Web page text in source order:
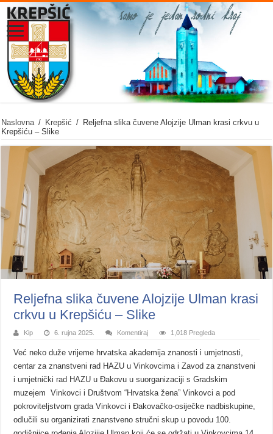
Naslovna / Krepšić / Reljefna slika čuvene Alojzije Ulman krasi crkvu u
Krepšiću – Slike
Reljefna slika čuvene Alojzije Ulman krasi
crkvu u Krepšiću – Slike
Kip 6. rujna 2025. Komentiraj 1,018 Pregleda
Već neko duže vrijeme hrvatska akademija znanosti i umjetnosti,
centar za znanstveni rad HAZU u Vinkovcima i Zavod za znanstveni
i umjetnički rad HAZU u Đakovu u suorganizaciji s Gradskim
muzejem Vinkovci i Društvom “Hrvatska žena” Vinkovci a pod
pokroviteljstvom grada Vinkovci i Đakovačko-osiječke nadbiskupine,
odlučili su organizirati znanstveno stručni skup u povodu 100.